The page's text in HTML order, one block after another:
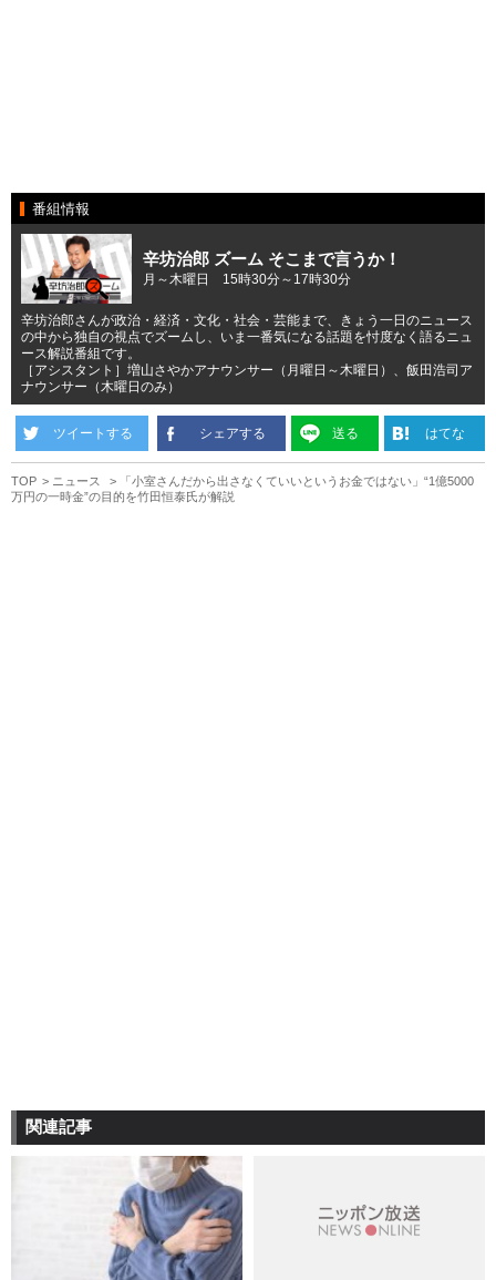
番組情報
辛坊治郎 ズーム そこまで言うか！
月～木曜日 15時30分～17時30分
辛坊治郎さんが政治・経済・文化・社会・芸能まで、きょう一日のニュース
の中から独自の視点でズームし、いま一番気になる話題を忖度なく語るニュ
ース解説番組です。
［アシスタント］増山さやかアナウンサー（月曜日～木曜日）、飯田浩司ア
ナウンサー（木曜日のみ）
ツイートする シェアする 送る はてな
TOP ニュース
「小室さんだから出さなくていいというお金ではない」“1億5000
万円の一時金”の目的を竹田恒泰氏が解説
関連記事